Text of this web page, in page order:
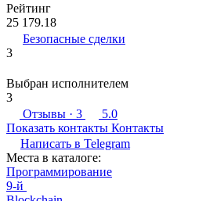
Рейтинг
25 179.18
Безопасные сделки
3
Выбран исполнителем
3
Отзывы · 3
5.0
Показать контакты Контакты
Написать в Telegram
Места в каталоге:
Программирование
9-й